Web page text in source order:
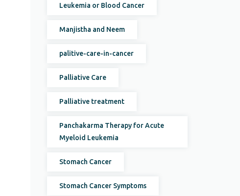
Leukemia or Blood Cancer
Manjistha and Neem
palitive-care-in-cancer
Palliative Care
Palliative treatment
Panchakarma Therapy for Acute
Myeloid Leukemia
Stomach Cancer
Stomach Cancer Symptoms